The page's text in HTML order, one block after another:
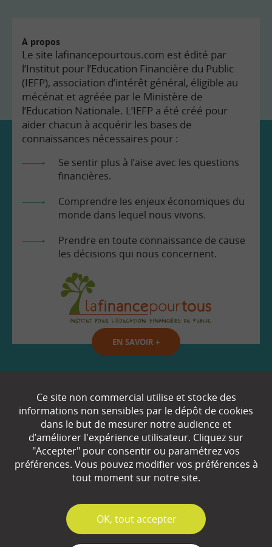
À propos
Le site lafinancepourtous.com est édité par
l’Institut pour l’Education Financière du Public
(IEFP), association d’intérêt général, éligible au
mécénat et agréée par le Ministère de
l’Education Nationale. L’IEFP a été créé pour
aider chacun à acquérir les bases de
connaissances nécessaires pour :
Se sentir plus à l’aise avec les questions
financières.
Comprendre les enjeux économiques du
monde dans lequel nous vivons.
Prendre en toute connaissance de cause
les décisions qui nous concernent.
EN SAVOIR +
Partenaires
Espace Presse
Plan du site
Mentions légales
Ce site non commercial utilise et stocke des
informations non sensibles par le dépôt de cookies
dans le but de mesurer notre audience et
d’améliorer l'expérience utilisateur. Cliquez sur
"Accepter" pour consentir ou paramétrez vos
préférences. Vous pouvez modifier vos préférences à
tout moment sur notre site.
✓
OK, tout accepter